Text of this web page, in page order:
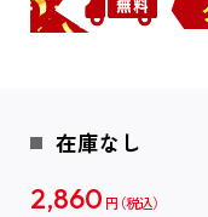
在庫なし
2,860 円